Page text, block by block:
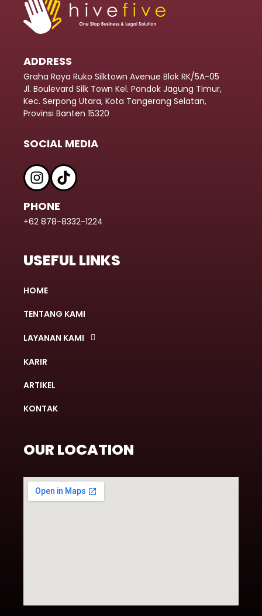
ADDRESS
Graha Raya Ruko Silktown Avenue Blok RK/5A-05
Jl. Boulevard Silk Town Kel. Pondok Jagung Timur,
Kec. Serpong Utara, Kota Tangerang Selatan,
Provinsi Banten 15320
SOCIAL MEDIA
PHONE
+62 878-8332-1224
USEFUL LINKS
HOME
TENTANG KAMI
LAYANAN KAMI
KARIR
ARTIKEL
KONTAK
OUR LOCATION